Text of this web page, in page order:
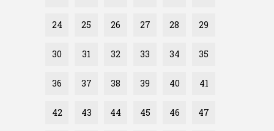
24 25 26 27 28 29
30 31 32 33 34 35
36 37 38 39 40 41
42 43 44 45 46 47